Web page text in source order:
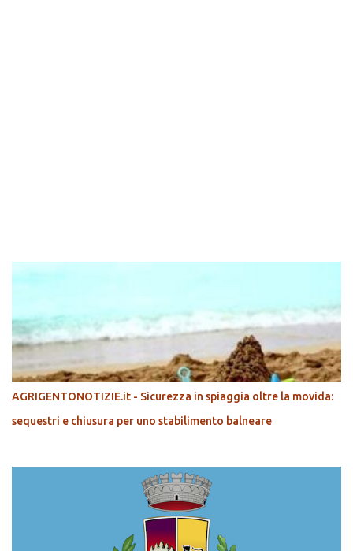
AGRIGENTONOTIZIE.it - Sicurezza in spiaggia oltre la movida:
sequestri e chiusura per uno stabilimento balneare